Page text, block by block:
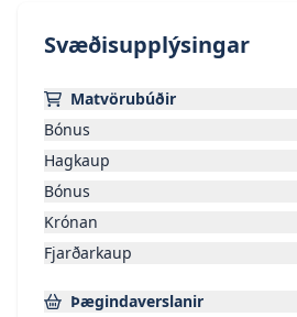
Svæðisupplýsingar
Matvörubúðir
Bónus
Hagkaup
Bónus
Krónan
Fjarðarkaup
Þægindaverslanir